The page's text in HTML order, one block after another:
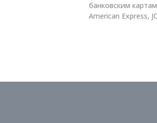
банковским
American Express,